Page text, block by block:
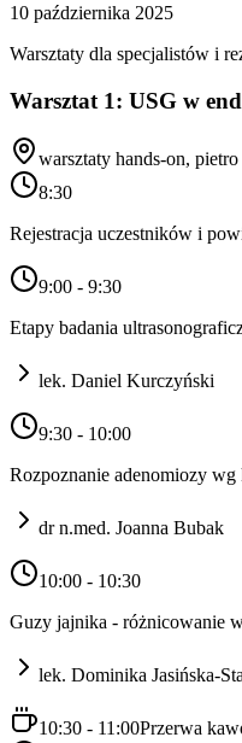
10 października 2025
Warsztaty dla specjalistów i
Warsztat 1: USG w
warsztaty hands-on,
8:30
Rejestracja uczestników i
9:00 - 9:30
Etapy badania
lek. Daniel Kurczyński
9:30 - 10:00
Rozpoznanie adenomiozy
dr n.med. Joanna Bubak
10:00 - 10:30
Guzy jajnika - różnicowanie
lek. Dominika Jasińska-
10:30 - 11:00Przerwa